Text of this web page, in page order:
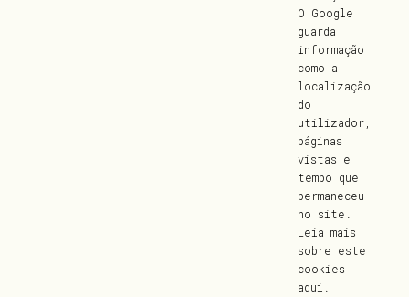
O Google
guarda
informação
como a
localização
do
utilizador,
páginas
vistas e
tempo que
permaneceu
no site.
Leia mais
sobre este
cookies
aqui